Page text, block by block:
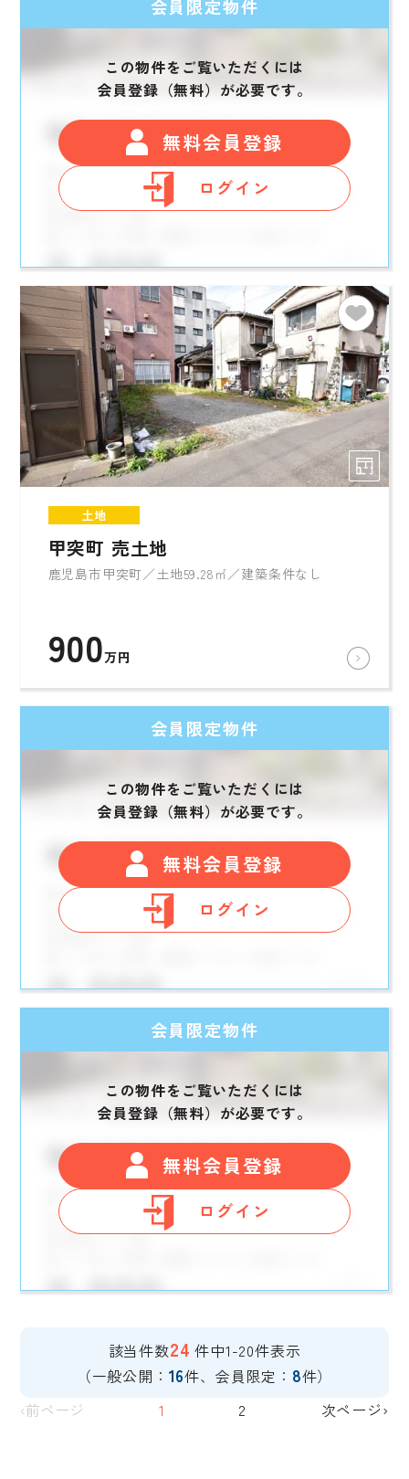
会員限定物件
この物件をご覧いただくには
会員登録（無料）が必要です。
無料会員登録
ログイン
土地
甲突町 売土地
鹿児島市甲突町／土地59.28㎡／建築条件なし
900万円
会員限定物件
この物件をご覧いただくには
会員登録（無料）が必要です。
無料会員登録
ログイン
会員限定物件
この物件をご覧いただくには
会員登録（無料）が必要です。
無料会員登録
ログイン
該当件数24 件中1-20件表示
（一般公開： 16件、会員限定： 8件）
‹前ページ
1 2 次ページ›